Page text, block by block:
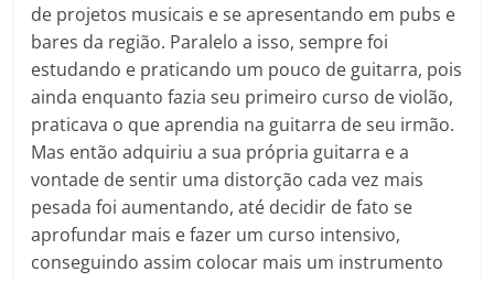
de projetos musicais e se apresentando em pubs e
bares da região. Paralelo a isso, sempre foi
estudando e praticando um pouco de guitarra, pois
ainda enquanto fazia seu primeiro curso de violão,
praticava o que aprendia na guitarra de seu irmão.
Mas então adquiriu a sua própria guitarra e a
vontade de sentir uma distorção cada vez mais
pesada foi aumentando, até decidir de fato se
aprofundar mais e fazer um curso intensivo,
conseguindo assim colocar mais um instrumento